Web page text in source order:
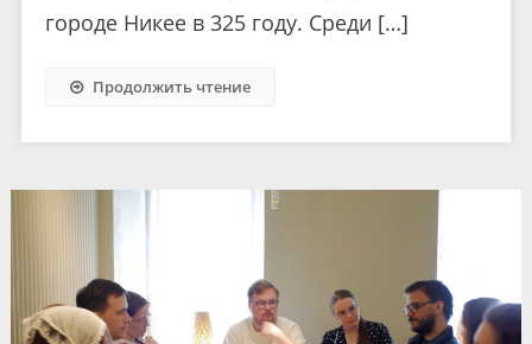
городе Никее в 325 году. Среди […]
Продолжить чтение